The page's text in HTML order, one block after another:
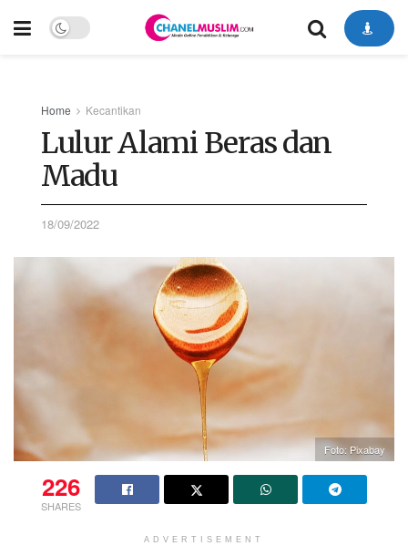
Home Kecantikan
Lulur Alami Beras dan
Madu
18/09/2022
Foto: Pixabay
226
SHARES
ADVERTISEMENT